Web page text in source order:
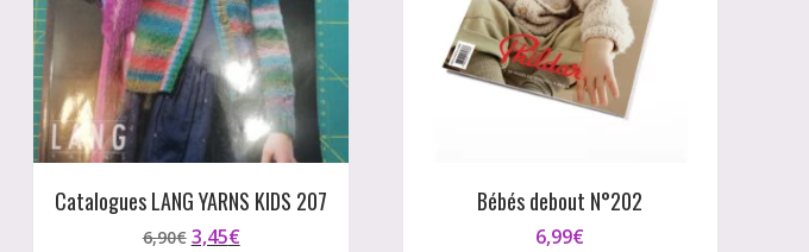
Catalogues LANG YARNS KIDS 207
6,90€ Le
3,45€Le
Bébés debout N°202
6,99€